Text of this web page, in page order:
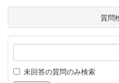
質問
未回答の質問のみ検索